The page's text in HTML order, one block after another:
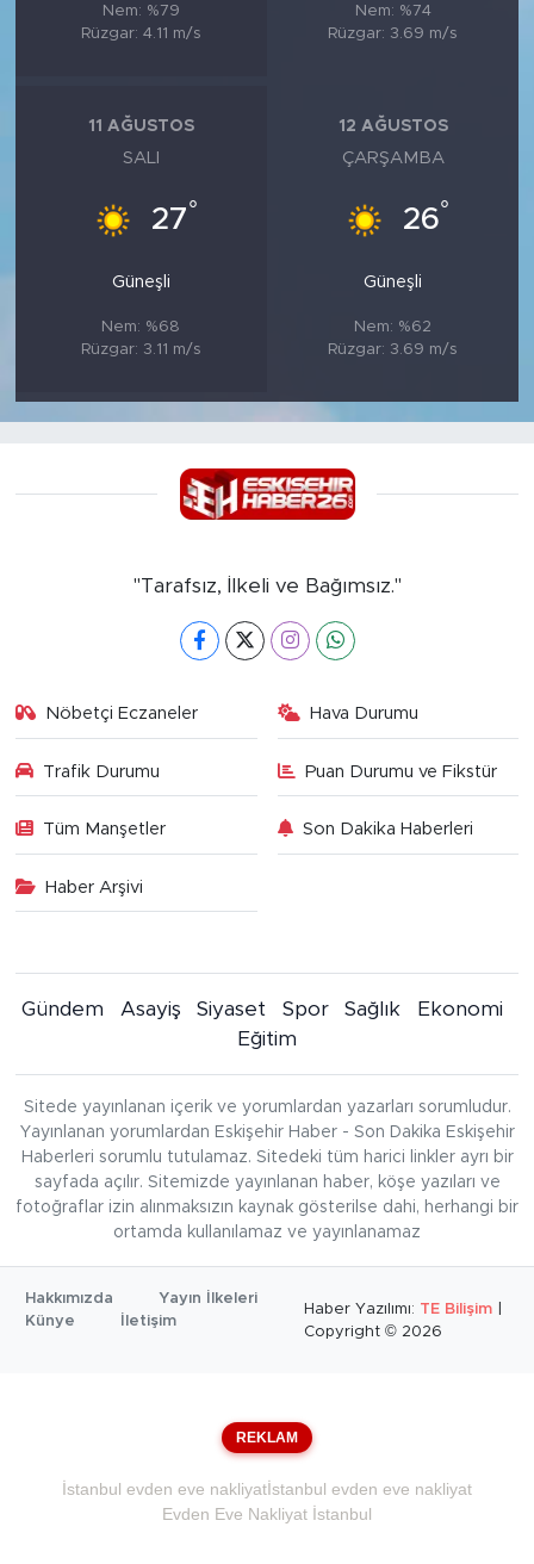
Nem: %79
Rüzgar: 4.11 m/s
Nem: %74
Rüzgar: 3.69 m/s
11 AĞUSTOS
SALI
27°
Güneşli
Nem: %68
Rüzgar: 3.11 m/s
12 AĞUSTOS
ÇARŞAMBA
26°
Güneşli
Nem: %62
Rüzgar: 3.69 m/s
"Tarafsız, İlkeli ve Bağımsız."
Nöbetçi Eczaneler Hava Durumu
Trafik Durumu Puan Durumu ve Fikstür
Tüm Manşetler Son Dakika Haberleri
Haber Arşivi
Gündem Asayiş Siyaset Spor Sağlık
Ekonomi
Eğitim
Sitede yayınlanan içerik ve yorumlardan yazarları sorumludur.
Yayınlanan yorumlardan Eskişehir Haber - Son Dakika Eskişehir
Haberleri sorumlu tutulamaz. Sitedeki tüm harici linkler ayrı bir
sayfada açılır. Sitemizde yayınlanan haber, köşe yazıları ve
fotoğraflar izin alınmaksızın kaynak gösterilse dahi, herhangi bir
ortamda kullanılamaz ve yayınlanamaz
Hakkımızda
Yayın İlkeleri
Künye
İletişim
Haber Yazılımı: TE Bilişim
Copyright © 2026
REKLAM
İstanbul evden eve nakliyatİstanbul evden eve nakliyat
Evden Eve Nakliyat İstanbul